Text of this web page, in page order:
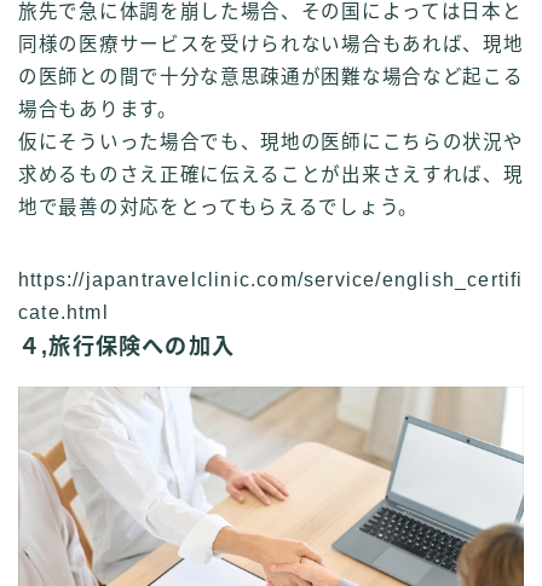
旅先で急に体調を崩した場合、その国によっては日本と
同様の医療サービスを受けられない場合もあれば、現地
の医師との間で十分な意思疎通が困難な場合など起こる
場合もあります。
仮にそういった場合でも、現地の医師にこちらの状況や
求めるものさえ正確に伝えることが出来さえすれば、現
地で最善の対応をとってもらえるでしょう。
https://japantravelclinic.com/service/english_certifi
cate.html
４,旅行保険への加入